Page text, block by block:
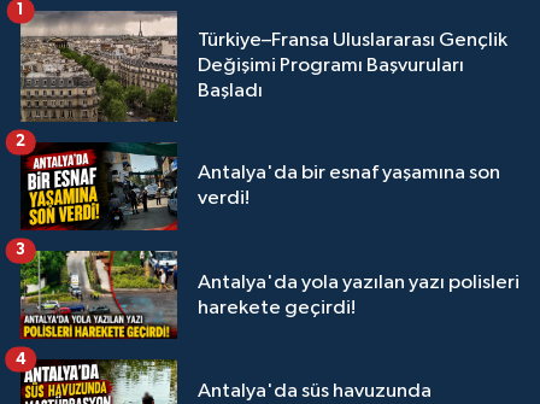
Türkiye–Fransa Uluslararası Gençlik
Değişimi Programı Başvuruları
Başladı
1
Antalya'da bir esnaf yaşamına son
verdi!
2
Antalya'da yola yazılan yazı polisleri
harekete geçirdi!
3
Antalya'da süs havuzunda
4